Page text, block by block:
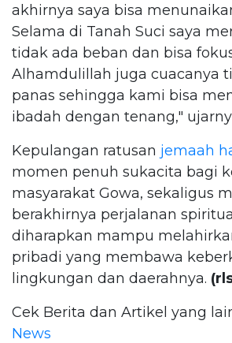
akhirnya saya bisa
Selama di Tanah Suci saya
tidak ada beban dan bisa
Alhamdulillah juga cuacanya
panas sehingga kami bisa
ibadah dengan tenang,"
Kepulangan ratusan jemaah
momen penuh sukacita bagi
masyarakat Gowa, sekaligus
berakhirnya perjalanan
diharapkan mampu
pribadi yang membawa
lingkungan dan daerahnya.
Cek Berita dan Artikel yang
News